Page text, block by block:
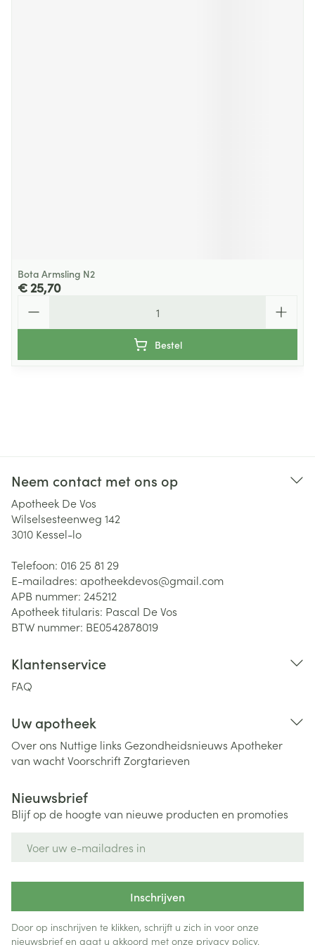
Bota Armsling N2
€ 25,70
Bestel
Neem contact met ons op
Apotheek De Vos
Wilselsesteenweg 142
3010 Kessel-lo
Telefoon: 016 25 81 29
E-mailadres: apotheekdevos@gmail.com
APB nummer: 245212
Apotheek titularis: Pascal De Vos
BTW nummer: BE0542878019
Klantenservice
FAQ
Uw apotheek
Over ons Nuttige links Gezondheidsnieuws Apotheker
van wachtVoorschriftZorgtarieven
Nieuwsbrief
Blijf op de hoogte van nieuwe producten en promoties
Inschrijven
Door op inschrijven te klikken, schrijft u zich in voor onze
nieuwsbrief en gaat u akkoord met onze privacy policy.